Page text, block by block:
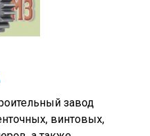
завод
винтовых,